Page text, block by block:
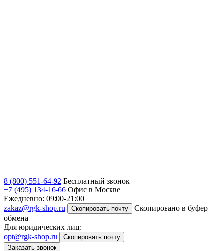
8 (800) 551-64-92 Бесплатный звонок
+7 (495) 134-16-66 Офис в Москве
Ежедневно: 09:00-21:00
zakaz@rgk-shop.ru
Скопировать почту
Скопировано в буфер
обмена
Для юридических лиц:
opt@rgk-shop.ru
Скопировать почту
Заказать звонок